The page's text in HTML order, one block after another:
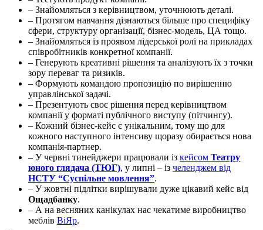
– Знайомляться з керівництвом, уточнюють деталі.
– Протягом навчання дізнаються більше про специфіку
сфери, структуру організації, бізнес-модель, ЦА тощо.
– Знайомляться із проявом лідерської ролі на прикладах
співробітників конкретної компанії.
– Генерують креативні рішення та аналізують їх з точки
зору переваг та ризиків.
– Формують командою пропозицію по вирішенню
управлінської задачі.
– Презентують своє рішення перед керівництвом
компанії у форматі публічного виступу (пітчингу).
– Кожний бізнес-кейс є унікальним, тому що для
кожного наступного інтенсиву щоразу обирається нова
компанія-партнер.
– У червні тинейджери працювали із кейсом Театру
юного глядача (ТЮГ), у липні – із челенджем від
НСТУ “Суспільне мовлення”.
– У жовтні підлітки вирішували дуже цікавий кейс від
Ощадбанку.
– А на весняних канікулах нас чекатиме виробництво
меблів ВіЯр.